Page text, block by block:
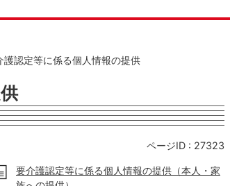
護認定等に係る個人情報の提供
ページID : 27323
要介護認定等に係る個人情報の提供（本人・家